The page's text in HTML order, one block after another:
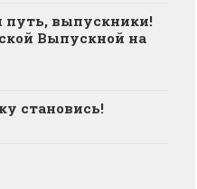
путь, выпускники!
Выпускной на
становись!